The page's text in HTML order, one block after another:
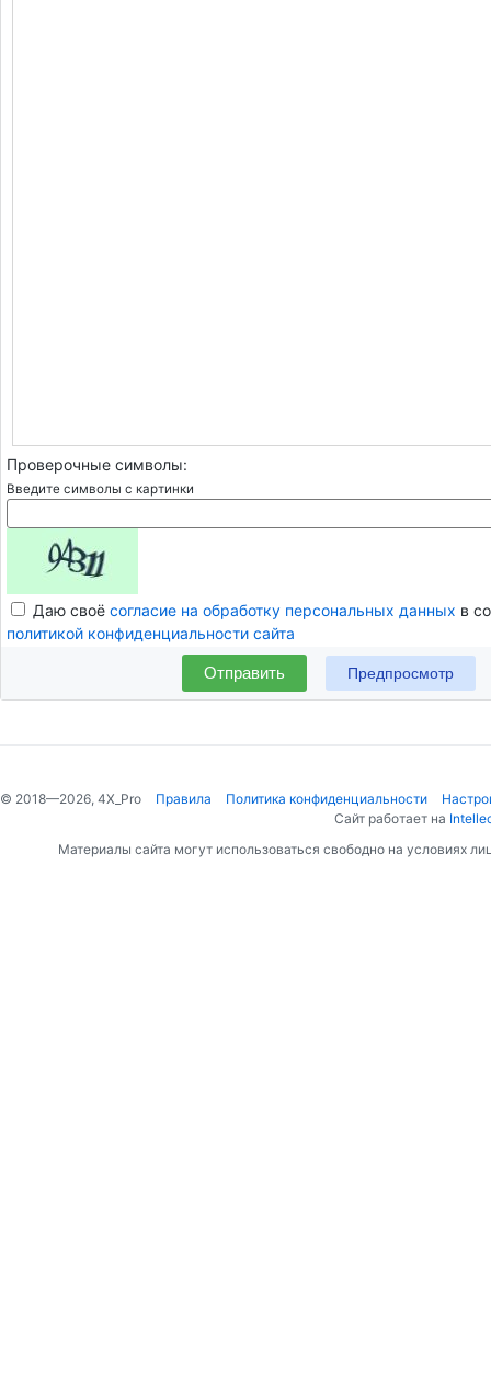
Проверочные символы:
Введите символы с картинки
Даю своё согласие на обработку персональных данных в
политикой конфиденциальности сайта
Отправить
© 2018—2026, 4X_Pro Правила Политика конфиденциальности
Сайт работает на
Материалы сайта могут использоваться свободно на условиях